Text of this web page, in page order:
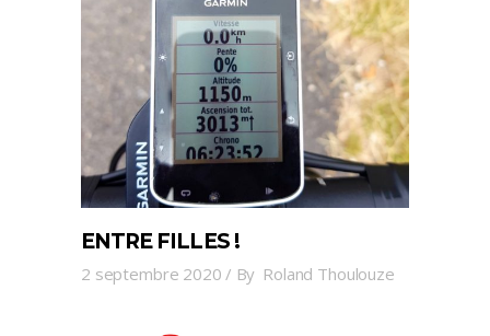
ENTRE FILLES !
2 septembre 2020 By Roland Thoulouze